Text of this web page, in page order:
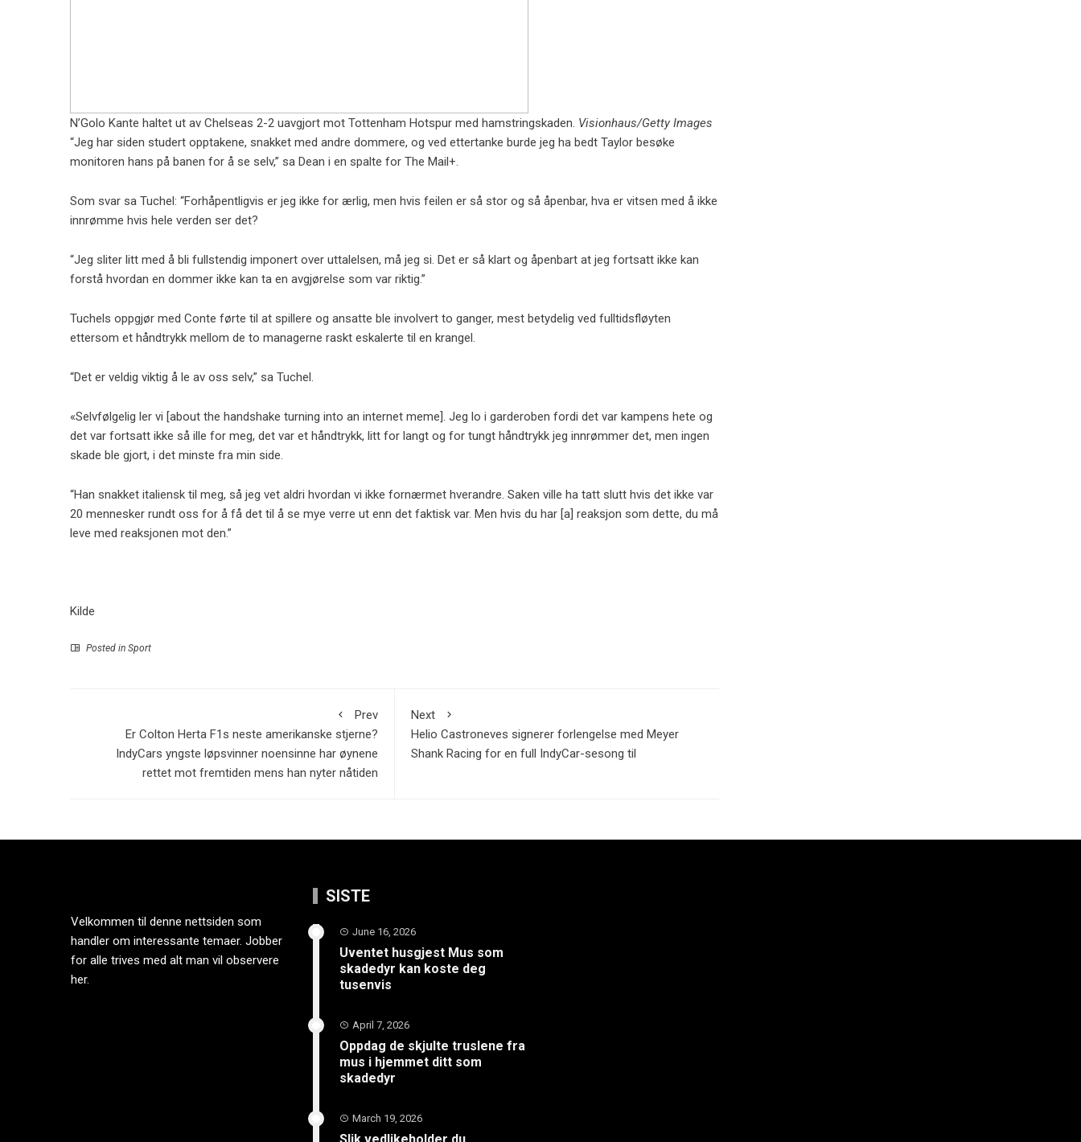
N’Golo Kante haltet ut av Chelseas 2-2 uavgjort mot Tottenham Hotspur med hamstringskaden. Visionhaus/Getty Images
“Jeg har siden studert opptakene, snakket med andre dommere, og ved ettertanke burde jeg ha bedt Taylor besøke
monitoren hans på banen for å se selv,” sa Dean i en spalte for The Mail+.
Som svar sa Tuchel: “Forhåpentligvis er jeg ikke for ærlig, men hvis feilen er så stor og så åpenbar, hva er vitsen med å ikke
innrømme hvis hele verden ser det?
“Jeg sliter litt med å bli fullstendig imponert over uttalelsen, må jeg si. Det er så klart og åpenbart at jeg fortsatt ikke kan
forstå hvordan en dommer ikke kan ta en avgjørelse som var riktig.”
Tuchels oppgjør med Conte førte til at spillere og ansatte ble involvert to ganger, mest betydelig ved fulltidsfløyten
ettersom et håndtrykk mellom de to managerne raskt eskalerte til en krangel.
“Det er veldig viktig å le av oss selv,” sa Tuchel.
«Selvfølgelig ler vi [about the handshake turning into an internet meme]. Jeg lo i garderoben fordi det var kampens hete og
det var fortsatt ikke så ille for meg, det var et håndtrykk, litt for langt og for tungt håndtrykk jeg innrømmer det, men ingen
skade ble gjort, i det minste fra min side.
“Han snakket italiensk til meg, så jeg vet aldri hvordan vi ikke fornærmet hverandre. Saken ville ha tatt slutt hvis det ikke var
20 mennesker rundt oss for å få det til å se mye verre ut enn det faktisk var. Men hvis du har [a] reaksjon som dette, du må
leve med reaksjonen mot den.”
Kilde
Posted in Sport
Prev
Er Colton Herta F1s neste amerikanske stjerne?
IndyCars yngste løpsvinner noensinne har øynene
rettet mot fremtiden mens han nyter nåtiden
Next
Helio Castroneves signerer forlengelse med Meyer
Shank Racing for en full IndyCar-sesong til
Velkommen til denne nettsiden som
handler om interessante temaer. Jobber
for alle trives med alt man vil observere
her.
SISTE
June 16, 2026
Uventet husgjest Mus som
skadedyr kan koste deg
tusenvis
April 7, 2026
Oppdag de skjulte truslene fra
mus i hjemmet ditt som
skadedyr
March 19, 2026